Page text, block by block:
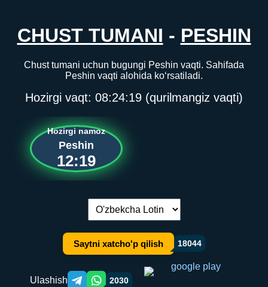
CHUST TUMANI - PESHIN
Chust tumani uchun bugungi Peshin vaqti. Sahifada
Peshin vaqti alohida ko‘rsatiladi.
Hozirgi vaqt: 08:24:19 (qurilmangiz vaqti)
Hozirgi namoz
Peshin
12:19
Tilni almashtirish:
Saytni xatcho'p qilish 18044
Ulashish Telegram orqali ulashish
WhatsApp orqali ulashish
2030